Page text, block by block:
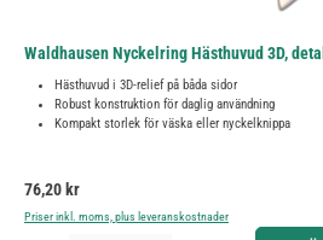
Waldhausen Nyckelring Hästhuvud 3D,
Hästhuvud i 3D-relief på båda sidor
Robust konstruktion för daglig användning
Kompakt storlek för väska eller nyckelknippa
Ordinarie pris:
76,20 kr
Priser inkl. moms, plus leveranskostnader
Produktkvantitet: Ange önskat belopp eller använd